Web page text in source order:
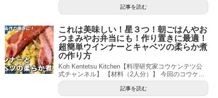
記事を読む
これは美味しい！星３つ！朝ごはんやお
つまみやお弁当にも！作り置きに最適！
超簡単ウインナーとキャベツの柔らか煮
の作り方
Koh Kentetsu Kitchen【料理研究家コウケンテツ公
式チャンネル】 【材料（2人分）】 今回のコウケ...
記事を読む